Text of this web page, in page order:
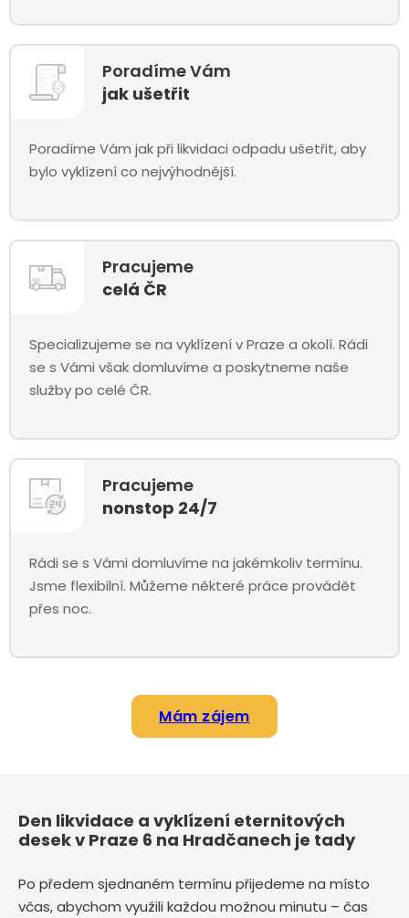
Poradíme Vám
jak ušetřit
Poradíme Vám jak při likvidaci odpadu ušetřit, aby
bylo vyklízení co nejvýhodnější.
Pracujeme
celá ČR
Specializujeme se na vyklízení v Praze a okolí. Rádi
se s Vámi však domluvíme a poskytneme naše
služby po celé ČR.
Pracujeme
nonstop 24/7
Rádi se s Vámi domluvíme na jakémkoliv termínu.
Jsme flexibilní. Můžeme některé práce provádět
přes noc.
Mám zájem
Den likvidace a vyklízení eternitových
desek v Praze 6 na Hradčanech je tady
Po předem sjednaném termínu přijedeme na místo
včas, abychom využili každou možnou minutu – čas